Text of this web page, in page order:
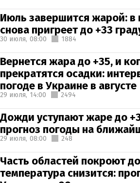
Июль завершится жарой: в
снова пригреет до +33
30 июля, 08:00 1884
Вернется жара до +35, и
прекратятся осадки:
погоде в Украине в августе
29 июля, 14:00 2494
Дожди уступают жаре до
прогноз погоды на
29 июля, 08:00 248
Часть областей покроют
температура снизится: